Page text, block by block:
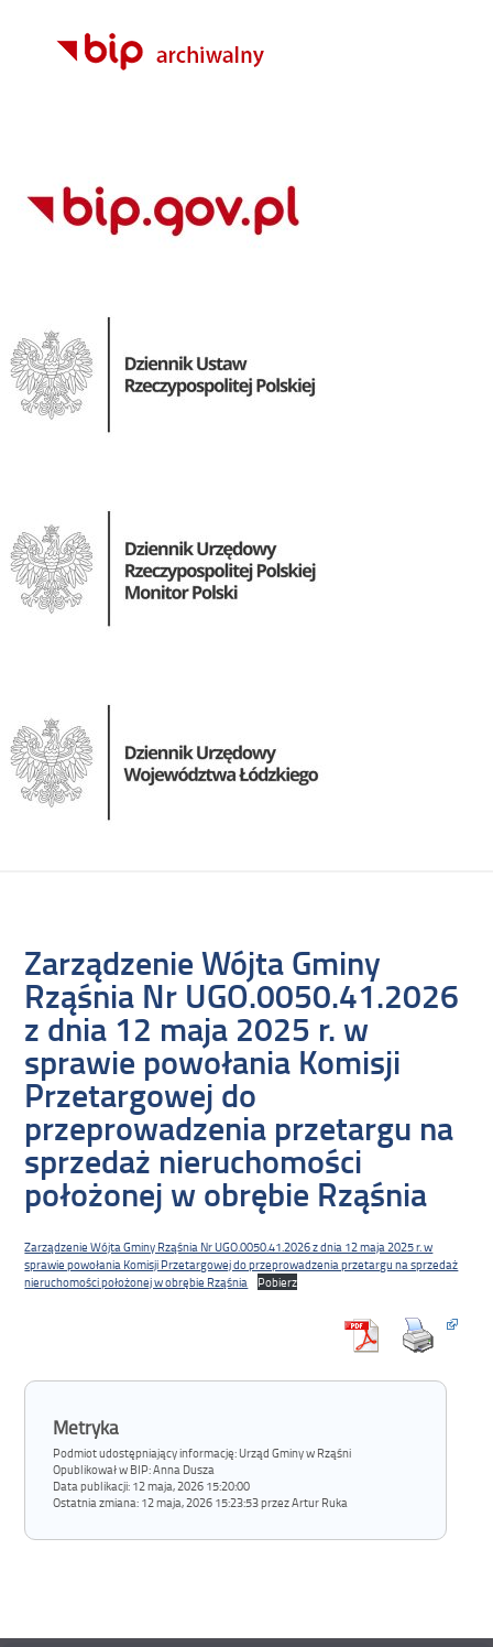
Zarządzenie Wójta Gminy
Rząśnia Nr UGO.0050.41.2026
z dnia 12 maja 2025 r. w
sprawie powołania Komisji
Przetargowej do
przeprowadzenia przetargu na
sprzedaż nieruchomości
położonej w obrębie Rząśnia
Zarządzenie Wójta Gminy Rząśnia Nr UGO.0050.41.2026 z dnia 12 maja 2025 r. w
sprawie powołania Komisji Przetargowej do przeprowadzenia przetargu na sprzedaż
nieruchomości położonej w obrębie Rząśnia
Pobierz
Metryka
Podmiot udostępniający informację: Urząd Gminy w Rząśni
Opublikował w BIP:Anna Dusza
Data publikacji: 12 maja, 2026 15:20:00
Ostatnia zmiana: 12 maja, 2026 15:23:53 przez Artur Ruka